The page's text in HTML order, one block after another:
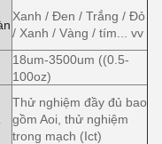
Xanh / Đen / Trắng / Đỏ
/ Xanh / Vàng / tím... vv
18um-3500um ((0.5-
100oz)
Thử nghiệm đầy đủ bao
gồm Aoi, thử nghiệm
trong mạch (Ict)